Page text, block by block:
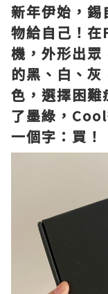
新年伊始，錫
物給自己！在
機，外形出眾
的黑、白、
色，選擇困難
了墨綠，
一個字：買！